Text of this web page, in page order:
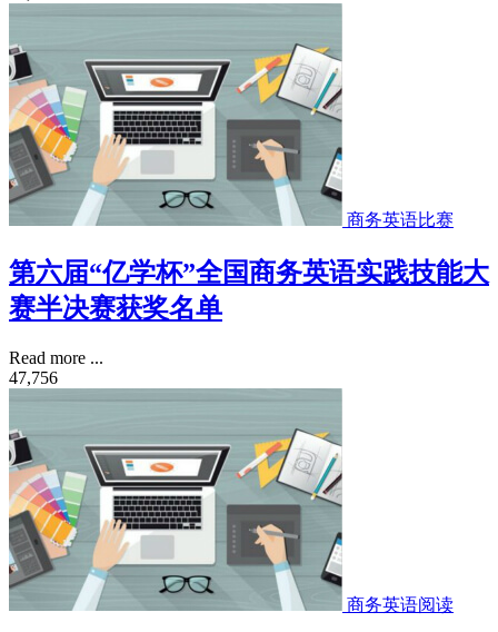
商务英语比赛
第六届“亿学杯”全国商务英语实践技能大
赛半决赛获奖名单
Read more ...
47,756
商务英语阅读